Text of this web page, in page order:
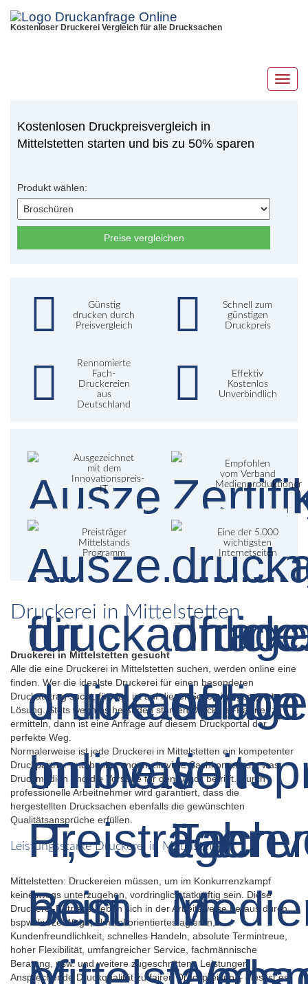
Kostenloser Druckerei Vergleich für alle Drucksachen
Kostenlosen Druckpreisvergleich in
Mittelstetten starten und bis zu 50% sparen
Produkt wählen:
Preise vergleichen
Günstig
drucken durch
Preisvergleich
Schnell zum
günstigen
Druckpreis
Rennomierte
Fach-
Druckereien
aus
Deutschland
Effektiv
Kostenlos
Unverbindlich
Ausgezeichnet
mit dem
Innovationspreis-
IT
Empfohlen
vom Verband
Medienproduktioner
Preisträger
Mittelstands
Programm
Eine der 5.000
wichtigsten
Internetseiten
Druckerei in Mittelstetten
Druckerei in Mittelstetten gesucht
Alle die eine Druckerei in Mittelstetten suchen, werden online eine
finden. Wer die idealste Druckerei für einen besonderen
Druckauftrag sucht, für den ist auf dieser Seite eine geeignete
Lösung. Stets wenn es heißt den starken Druckerei-Partner zu
ermitteln, dann ist eine Anfrage auf diesem Druckportal der
perfekte Weg.
Normalerweise ist jede Druckerei in Mittelstetten ein kompetenter
Druckpartner und besitzt ungemein viele Sachkompetenz was
Druckmedien und die Vorstufe für den Druck betrifft. Durch
professionelle Arbeitnehmer wird garantiert, dass die
hergestellten Drucksachen ebenfalls die gewünschten
Qualitätsansprüche erfüllen.
Leistungsstarke Druckerei in Mittelstetten
Mittelstetten: Druckereien müssen, um im Konkurrenzkampf
keineswegs unterzugehen, vordringlich tatkräftig sein. Diese
Druckerei-Betriebe heben sich in der Arbeitsweise heraus durch
bspw. kurze Wege, Umweltorientiertes agieren,
Kundenfreundlichkeit, schnelles Handeln, absolute Termintreue,
hoher Flexibilität, umfangreicher Service, fachmännische
Beratung, usw. und weitere zugeschnittene Leistungen.
Ansprechende Druckqualität zu fairen Druckpreisen – dies ist es,